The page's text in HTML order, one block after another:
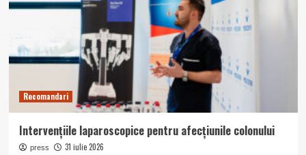
Recomandari
Intervențiile laparoscopice pentru afecțiunile colonului
press 31 iulie 2026